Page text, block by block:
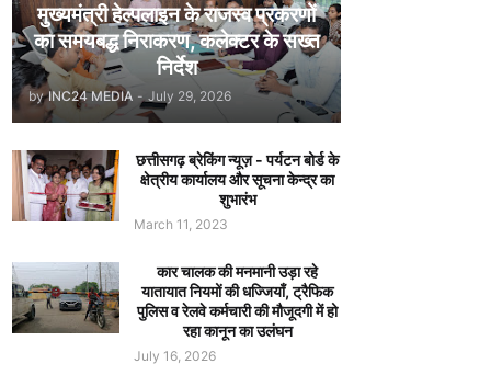
मुख्यमंत्री हेल्पलाइन के राजस्व प्रकरणों
का समयबद्ध निराकरण, कलेक्टर के सख्त
निर्देश
by INC24 MEDIA - July 29, 2026
छत्तीसगढ़ ब्रेकिंग न्यूज़ - पर्यटन बोर्ड के
क्षेत्रीय कार्यालय और सूचना केन्द्र का
शुभारंभ
March 11, 2023
कार चालक की मनमानी उड़ा रहे
यातायात नियमों की धज्जियाँ, ट्रैफिक
पुलिस व रेलवे कर्मचारी की मौजूदगी में हो
रहा कानून का उलंघन
July 16, 2026